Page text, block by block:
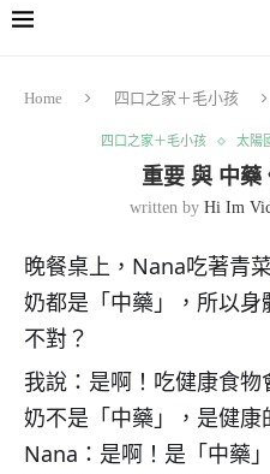
Home 四口之家＋毛小孩
四口之家＋毛小孩 太陽
重要 與 中藥
written by Hi Im
晚餐桌上，Nana吃著青
奶都是「中藥」，所以
不對？
我說：是啊！吃健康食
奶不是「中藥」，是健康
Nana：是啊！是「中藥